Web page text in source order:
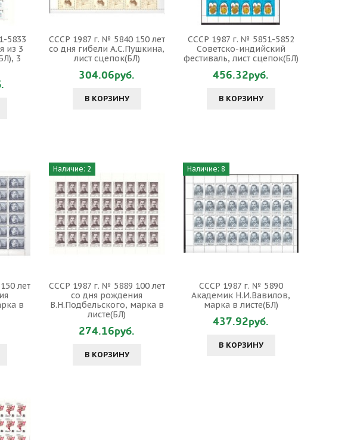
5833
из 3
3
СССР 1987 г. № 5840 150 лет
со дня гибели А.С.Пушкина,
лист сцепок(БЛ)
304.06руб.
В КОРЗИНУ
СССР 1987 г. № 5851-5852
Советско-индийский
фестиваль, лист сцепок(БЛ)
456.32руб.
В КОРЗИНУ
лет
в
Наличие: 2
СССР 1987 г. № 5889 100 лет
со дня рождения
В.Н.Подбельского, марка в
листе(БЛ)
274.16руб.
В КОРЗИНУ
Наличие: 8
СССР 1987 г. № 5890
Академик Н.И.Вавилов,
марка в листе(БЛ)
437.92руб.
В КОРЗИНУ